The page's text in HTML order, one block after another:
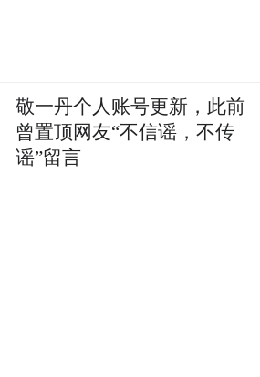
敬一丹个人账号更新，此前
曾置顶网友“不信谣，不传
谣”留言